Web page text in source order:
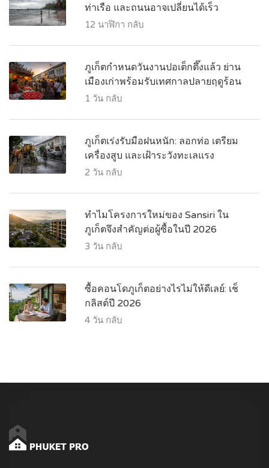
ท่าเรือ และถนนอาจเปลี่ยนได้เร็ว
12 นาฬิกา กลับ
ภูเก็ตกำหนดวันงานปอเต็กตึ๊งแล้ว ย่าน
เมืองเก่าพร้อมรับเทศกาลปลายฤดูร้อน
1 วัน กลับ
ภูเก็ตเร่งรับมือฝนหนัก: ลอกท่อ เตรียม
เครื่องสูบ และเฝ้าระวังทะเลแรง
2 วัน กลับ
ทำไมโครงการใหม่ของ Sansiri ใน
ภูเก็ตจึงสำคัญต่อผู้ซื้อในปี 2026
3 วัน กลับ
ซื้อคอนโดภูเก็ตอย่างไรไม่ให้ดีเลย์: เช็
กลิสต์ปี 2026
4 วัน กลับ